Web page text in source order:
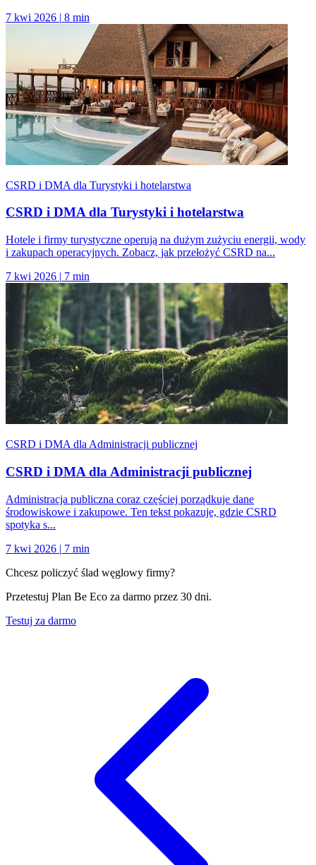
7 kwi 2026 | 8 min
CSRD i DMA dla Turystyki i hotelarstwa
CSRD i DMA dla Turystyki i hotelarstwa
Hotele i firmy turystyczne operują na dużym zużyciu energii, wody
i zakupach operacyjnych. Zobacz, jak przełożyć CSRD na...
7 kwi 2026 | 7 min
CSRD i DMA dla Administracji publicznej
CSRD i DMA dla Administracji publicznej
Administracja publiczna coraz częściej porządkuje dane
środowiskowe i zakupowe. Ten tekst pokazuje, gdzie CSRD
spotyka s...
7 kwi 2026 | 7 min
Chcesz policzyć ślad węglowy firmy?
Przetestuj Plan Be Eco za darmo przez 30 dni.
Testuj za darmo